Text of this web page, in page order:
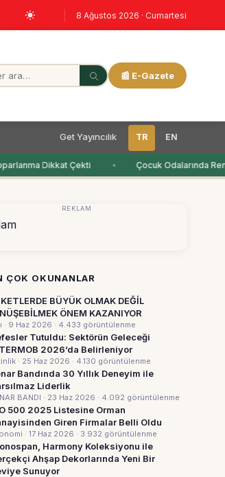
8 Ağustos 2026 · Cumartesi
📰 E-Gazete
Get Yayıncılık TR EN
Dikkat Çekti Çocuk Odalarında
REKLAM
ÇOK OKUNANLAR
BÜYÜK OLMAK DEĞİL
ÖNEM KAZANIYOR
· 9 Haz 2026 · 4.433 görüntülenme
Tutuldu: Sektörün Geleceği
2026’da Belirleniyor
· 25 Haz 2026 · 4.130 görüntülenme
Bandında 30 Yıllık Deneyim ile
Liderlik
BANDI · 23 Haz 2026 · 4.092 görüntülenme
500 2025 Listesine Orman
Giren Firmalar Belli Oldu
· 17 Haz 2026 · 3.932 görüntülenme
Harmony Koleksiyonu ile
Ahşap Dekorlarında Yeni Bir
Sunuyor